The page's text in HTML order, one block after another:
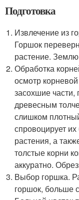
Подготовка
Извлечение из
Горшок
растение.
Обработка
осмотр
засохшие части,
древесным
слишком
спровоцирует
растения, а
толстые корни
аккуратно.
Выбор горшка.
горшок, больше